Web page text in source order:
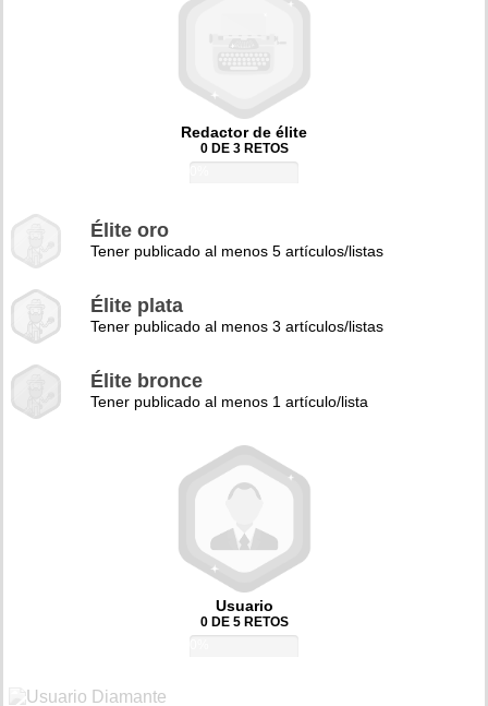
Redactor de élite
0 DE 3 RETOS
Élite oro
Tener publicado al menos 5 artículos/listas
Élite plata
Tener publicado al menos 3 artículos/listas
Élite bronce
Tener publicado al menos 1 artículo/lista
Usuario
0 DE 5 RETOS